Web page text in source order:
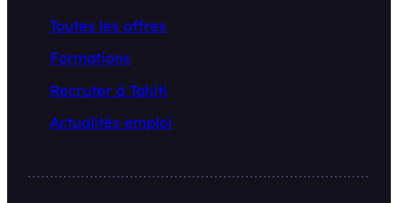
Toutes les offres
Formations
Recruter à Tahiti
Actualités emploi